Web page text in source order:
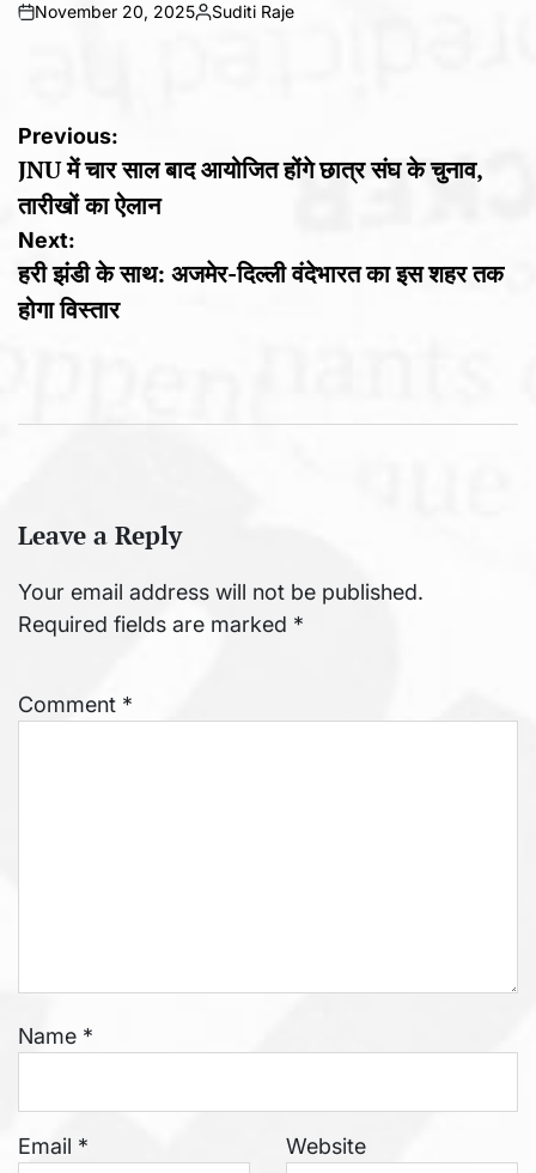
on
November 20, 2025
Posted
Suditi Raje
Post
navigation
Previous:
JNU में चार साल बाद आयोजित होंगे छात्र संघ के चुनाव,
तारीखों का ऐलान
Next:
हरी झंडी के साथ: अजमेर-दिल्ली वंदेभारत का इस शहर तक
होगा विस्तार
Leave a Reply
Your email address will not be published.
Required fields are marked *
Comment *
Name *
Email * Website